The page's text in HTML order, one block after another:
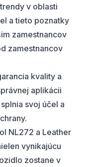
v oblasti
a tieto poznatky
zamestnancov
zamestnancov
kvality a
aplikácii
svoj účel a
NL272 a Leather
vynikajúcu
zostane v